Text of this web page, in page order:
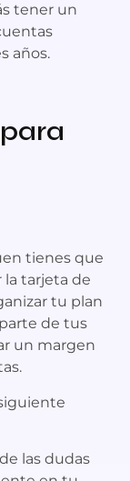
tener un
años.
tienes que
tarjeta de
tu plan
de tus
un margen
las dudas